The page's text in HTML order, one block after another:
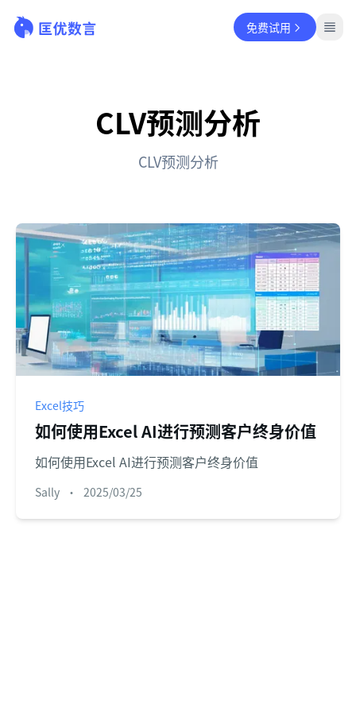
免费试用
CLV预测分析
CLV预测分析
Excel技巧
如何使用Excel AI进行预测客户终身价值
如何使用Excel AI进行预测客户终身价值
Sally • 2025/03/25